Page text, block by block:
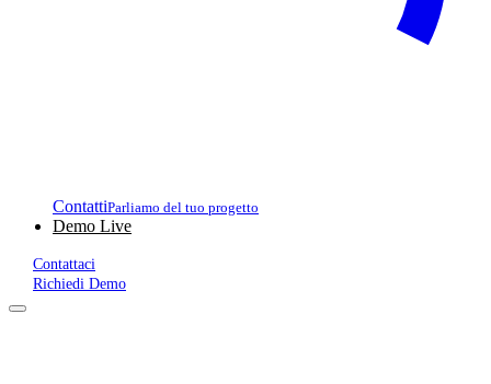
ContattiParliamo del tuo progetto
Demo Live
Contattaci
Richiedi Demo